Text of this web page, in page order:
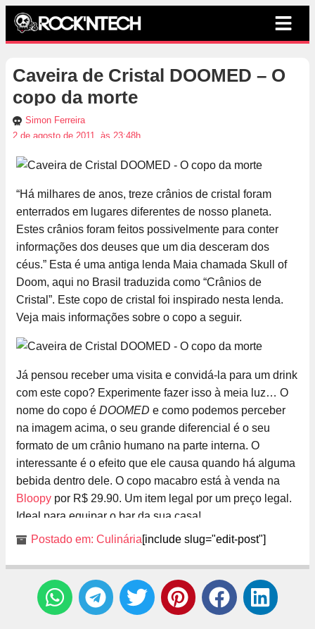
Caveira de Cristal DOOMED – O
copo da morte
Simon Ferreira
2 de agosto de 2011, às 23:48h
“Há milhares de anos, treze crânios de cristal foram
enterrados em lugares diferentes de nosso planeta.
Estes crânios foram feitos possivelmente para conter
informações dos deuses que um dia desceram dos
céus.” Esta é uma antiga lenda Maia chamada Skull of
Doom, aqui no Brasil traduzida como “Crânios de
Cristal”. Este copo de cristal foi inspirado nesta lenda.
Veja mais informações sobre o copo a seguir.
Já pensou receber uma visita e convidá-la para um drink
com este copo? Experimente fazer isso à meia luz… O
nome do copo é DOOMED e como podemos perceber
na imagem acima, o seu grande diferencial é o seu
formato de um crânio humano na parte interna. O
interessante é o efeito que ele causa quando há alguma
bebida dentro dele. O copo macabro está à venda na
Bloopy por R$ 29.90. Um item legal por um preço legal.
Ideal para equipar o bar da sua casa!
Postado em: Culinária[include slug="edit-post"]